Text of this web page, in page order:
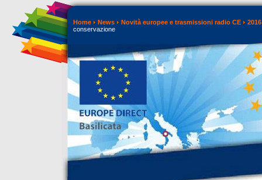
Home News Novità europee e trasmissioni radio CE
2016
conservazione